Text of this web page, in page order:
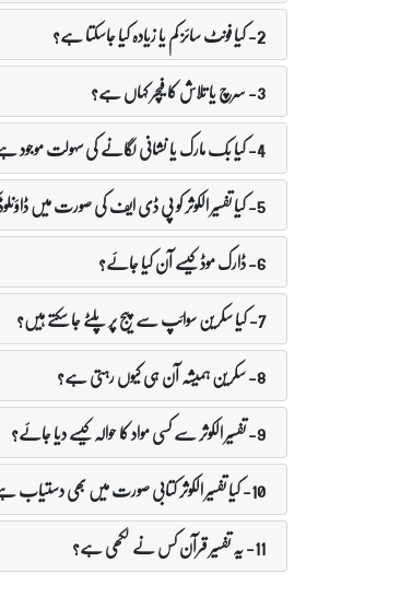
2- کیا فونٹ سائز کم یا زیادہ کیا جاسکتا ہے؟
3- سرچ یا تلاش کا فیچر کہاں ہے؟
4- کیا بک مارک یا نشانی لگانے کی سہولت موجود ہے؟
5- کیا تفسیر الکوثر کو پی ڈی ایف کی صورت میں ڈاؤنلوڈ کیا جا سکتا ہے؟
6- ڈارک موڈ کیسے آن کیا جائے؟
7- کیا سکرین سوائپ سے پیج پر پلٹے جا سکتے ہیں؟
8- سکرین ہمیشہ آن ہی کیوں رہتی ہے؟
9- تفسیر الکوثر سے کسی مواد کا حوالہ کیسے دیا جائے؟
10- کیا تفسیر الکوثر کتابی صورت میں بھی دستیاب ہے۔
11- یہ تفسیر قرآن کس نے لکھی ہے؟